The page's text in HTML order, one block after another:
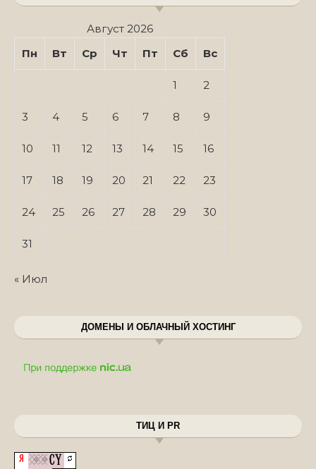
Август 2026
Пн
Вт Ср Чт Пт Сб Вс
1 2
3 4 5 6 7 8 9
10 11 12 13 14 15 16
17 18 19 20 21 22 23
24 25 26 27 28 29 30
31
« Июл
ДОМЕНЫ И ОБЛАЧНЫЙ ХОСТИНГ
ТИЦ И PR